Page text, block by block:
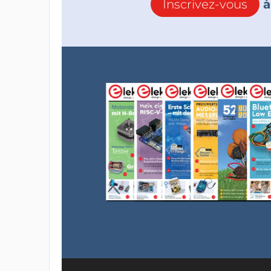
Inscrivez-vous à